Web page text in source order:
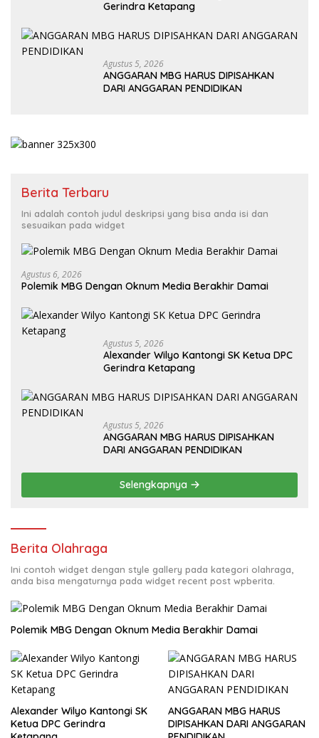
Gerindra Ketapang
Agustus 5, 2026
ANGGARAN MBG HARUS DIPISAHKAN
DARI ANGGARAN PENDIDIKAN
Berita Terbaru
Ini adalah contoh judul deskripsi yang bisa anda isi dan
sesuaikan pada widget
Agustus 6, 2026
Polemik MBG Dengan Oknum Media Berakhir Damai
Agustus 5, 2026
Alexander Wilyo Kantongi SK Ketua DPC
Gerindra Ketapang
Agustus 5, 2026
ANGGARAN MBG HARUS DIPISAHKAN
DARI ANGGARAN PENDIDIKAN
Selengkapnya
Berita Olahraga
Ini contoh widget dengan style gallery pada kategori olahraga,
anda bisa mengaturnya pada widget recent post wpberita.
Polemik MBG Dengan Oknum Media Berakhir Damai
Alexander Wilyo Kantongi SK
Ketua DPC Gerindra
ANGGARAN MBG HARUS
DIPISAHKAN DARI ANGGARAN